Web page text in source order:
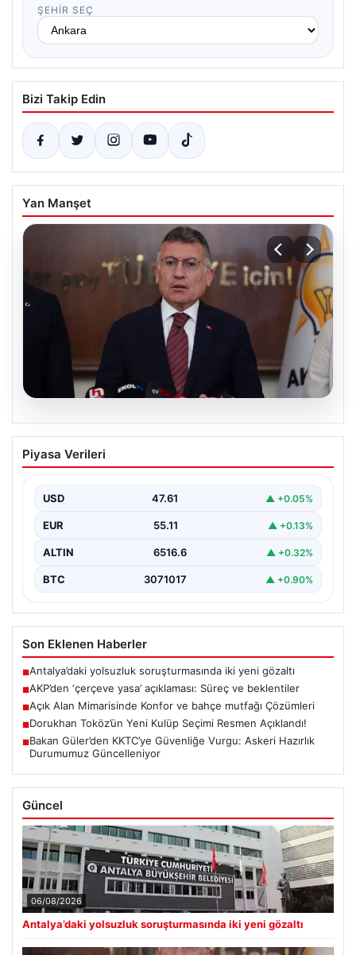
ŞEHIR SEÇ
Bizi Takip Edin
Yan Manşet
04.08.2026
AKP’den ‘çerçeve yasa’ açıklaması:
Süreç ve beklentiler
toplantısını yarın gerçekleştireceklerini belirtti. Güler,
kanun…
Piyasa Verileri
USD 47.61 ▲ +0.05%
EUR 55.11 ▲ +0.13%
ALTIN 6516.6 ▲ +0.32%
BTC 3071017 ▲ +0.90%
Son Eklenen Haberler
■Antalya’daki yolsuzluk soruşturmasında iki yeni gözaltı
■AKP’den ‘çerçeve yasa’ açıklaması: Süreç ve beklentiler
■Açık Alan Mimarisinde Konfor ve bahçe mutfağı Çözümleri
■Dorukhan Toköz’ün Yeni Kulüp Seçimi Resmen Açıklandı!
■Bakan Güler’den KKTC’ye Güvenliğe Vurgu: Askeri Hazırlık
Durumumuz Güncelleniyor
Güncel
06/08/2026
Antalya’daki yolsuzluk soruşturmasında iki yeni gözaltı